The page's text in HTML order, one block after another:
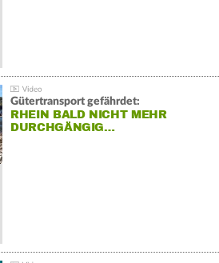
Gütertransport gefährdet:
RHEIN BALD NICHT MEHR
DURCHGÄNGIG…